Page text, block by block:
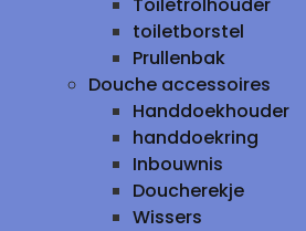
toiletborstel
Prullenbak
Douche accessoires
Handdoekhouder
handdoekring
Inbouwnis
Doucherekje
Wissers